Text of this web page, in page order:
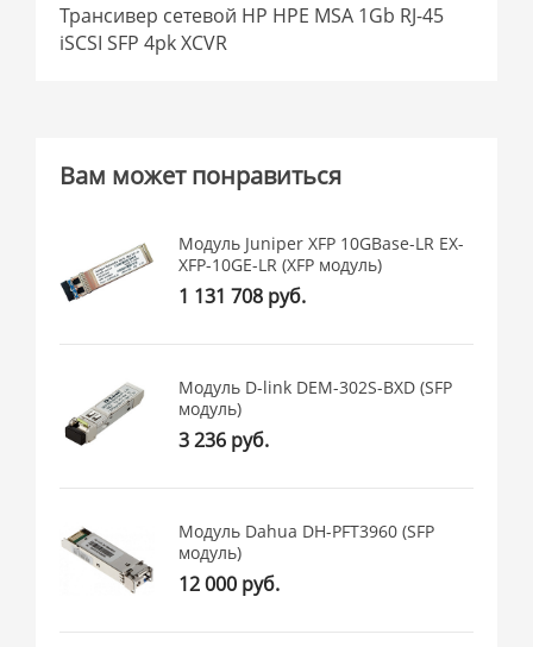
Трансивер сетевой HP HPE MSA 1Gb RJ-45
iSCSI SFP 4pk XCVR
Вам может понравиться
Модуль Juniper XFP 10GBase-LR EX-
XFP-10GE-LR (XFP модуль)
1 131 708 руб.
Модуль D-link DEM-302S-BXD (SFP
модуль)
3 236 руб.
Модуль Dahua DH-PFT3960 (SFP
модуль)
12 000 руб.